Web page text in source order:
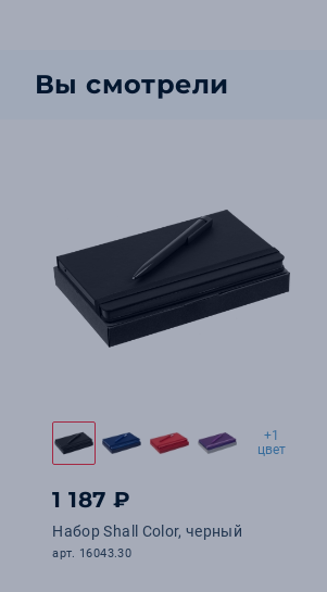
Вы смотрели
+1
цвет
1 187 ₽
Набор Shall Color, черный
арт. 16043.30